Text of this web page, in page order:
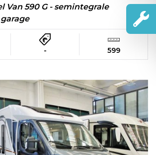
Van 590 G - semintegrale
- 599